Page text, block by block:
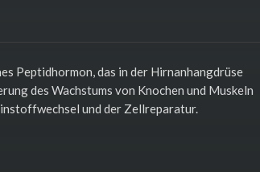
Peptidhormon, das in der Hirnanhangdrüse
des Wachstums von Knochen und Muskeln
und der Zellreparatur.